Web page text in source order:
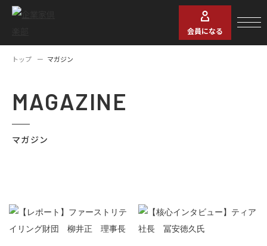
会員になる
トップ マガジン
MAGAZINE
マガジン